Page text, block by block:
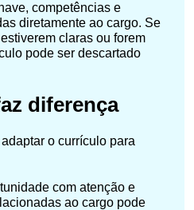
competências e
diretamente ao cargo. Se
claras ou forem
pode ser descartado
diferença
o currículo para
com atenção e
ao cargo pode